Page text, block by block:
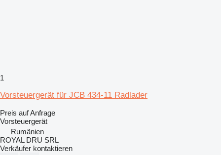
1
Vorsteuergerät für JCB 434-11 Radlader
Preis auf Anfrage
Vorsteuergerät
Rumänien
ROYAL DRU SRL
Verkäufer kontaktieren